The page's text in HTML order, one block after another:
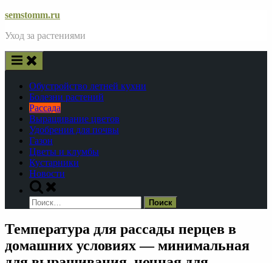
Skip
content
semstomm.ru
Уход за растениями
Обустройство летней кухни
Болезни растений
Рассада
Выращивание цветов
Удобрения для почвы
Газон
Цветы и клумбы
Кустарники
Новости
Toggle
search
form
Найти:
Температура для рассады перцев в
домашних условиях — минимальная